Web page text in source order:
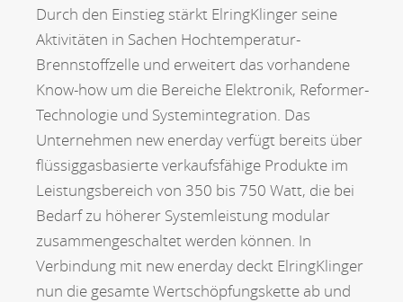
Durch den Einstieg stärkt ElringKlinger seine
Aktivitäten in Sachen Hochtemperatur-
Brennstoffzelle und erweitert das vorhandene
Know-how um die Bereiche Elektronik, Reformer-
Technologie und Systemintegration. Das
Unternehmen new enerday verfügt bereits über
flüssiggasbasierte verkaufsfähige Produkte im
Leistungsbereich von 350 bis 750 Watt, die bei
Bedarf zu höherer Systemleistung modular
zusammengeschaltet werden können. In
Verbindung mit new enerday deckt ElringKlinger
nun die gesamte Wertschöpfungskette ab und